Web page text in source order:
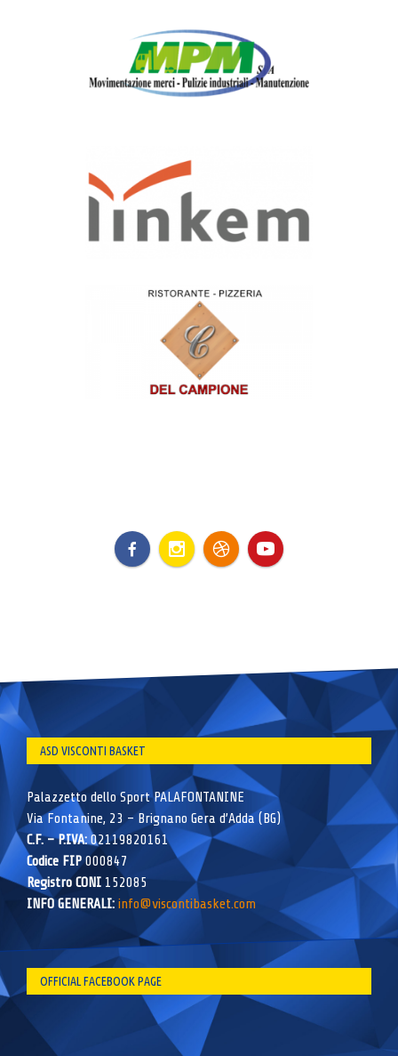
ASD VISCONTI BASKET
Palazzetto dello Sport PALAFONTANINE
Via Fontanine, 23 – Brignano Gera d’Adda (BG)
C.F. – P.IVA:02119820161
Codice FIP000847
Registro CONI 152085
INFO GENERALI: info@viscontibasket.com
OFFICIAL FACEBOOK PAGE